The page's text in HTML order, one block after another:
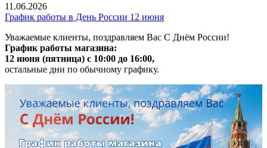
11.06.2026
График работы в День России 12 июня
Уважаемые клиенты, поздравляем Вас С Днём России!
График работы магазина:
12 июня (пятница) с 10:00 до 16:00,
остальные дни по обычному графику.